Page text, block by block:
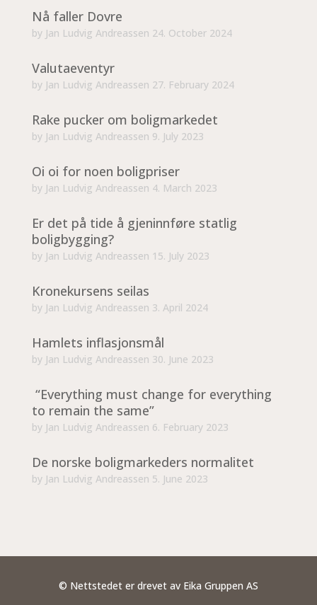
Nå faller Dovre
by Jan Ludvig Andreassen 24. October 2024
Valutaeventyr
by Jan Ludvig Andreassen 27. February 2024
Rake pucker om boligmarkedet
by Jan Ludvig Andreassen 9. July 2023
Oi oi for noen boligpriser
by Jan Ludvig Andreassen 4. March 2023
Er det på tide å gjeninnføre statlig
boligbygging?
by Jan Ludvig Andreassen 15. July 2023
Kronekursens seilas
by Jan Ludvig Andreassen 3. April 2024
Hamlets inflasjonsmål
by Jan Ludvig Andreassen 30. June 2023
“Everything must change for everything
to remain the same”
by Jan Ludvig Andreassen 6. February 2023
De norske boligmarkeders normalitet
by Jan Ludvig Andreassen 5. June 2023
© Nettstedet er drevet av Eika Gruppen AS